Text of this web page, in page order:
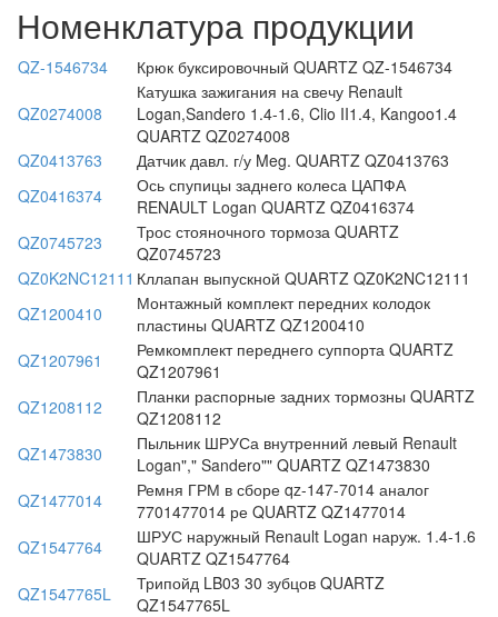
Номенклатура продукции
QZ-1546734 Крюк буксировочный QUARTZ QZ-1546734
QZ0274008
Катушка зажигания на свечу Renault
Logan,Sandero 1.4-1.6, Clio II1.4, Kangoo1.4
QUARTZ QZ0274008
QZ0413763
Датчик давл. г/у Meg. QUARTZ QZ0413763
QZ0416374
Ось спупицы заднего колеса ЦАПФА
RENAULT Logan QUARTZ QZ0416374
QZ0745723
Трос стояночного тормоза QUARTZ
QZ0745723
QZ0K2NC12111 Кллапан выпускной QUARTZ QZ0K2NC12111
QZ1200410
Монтажный комплект передних колодок
пластины QUARTZ QZ1200410
QZ1207961
Ремкомплект переднего суппорта QUARTZ
QZ1207961
QZ1208112
Планки распорные задних тормозны QUARTZ
QZ1208112
QZ1473830
Пыльник ШРУСа внутренний левый Renault
Logan"," Sandero"" QUARTZ QZ1473830
QZ1477014
Ремня ГРМ в сборе qz-147-7014 аналог
7701477014 ре QUARTZ QZ1477014
QZ1547764
ШРУС наружный Renault Logan наруж. 1.4-1.6
QUARTZ QZ1547764
QZ1547765L
Трипойд LB03 30 зубцов QUARTZ
QZ1547765L